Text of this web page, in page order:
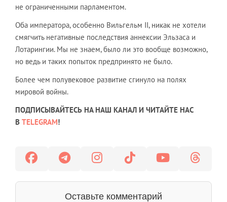
не ограниченными парламентом.
Оба императора, особенно Вильгельм II, никак не хотели
смягчить негативные последствия аннексии Эльзаса и
Лотарингии. Мы не знаем, было ли это вообще возможно,
но ведь и таких попыток предпринято не было.
Более чем полувековое развитие сгинуло на полях
мировой войны.
ПОДПИСЫВАЙТЕСЬ НА НАШ КАНАЛ И ЧИТАЙТЕ НАС
В TELEGRAM!
Оставьте комментарий